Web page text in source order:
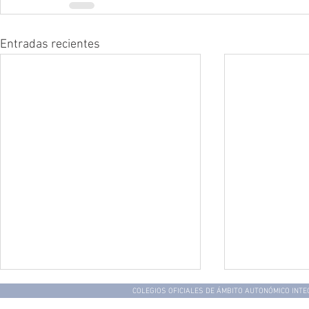
Entradas recientes
COLEGIOS OFICIALES DE ÁMBITO AUTONÓMICO